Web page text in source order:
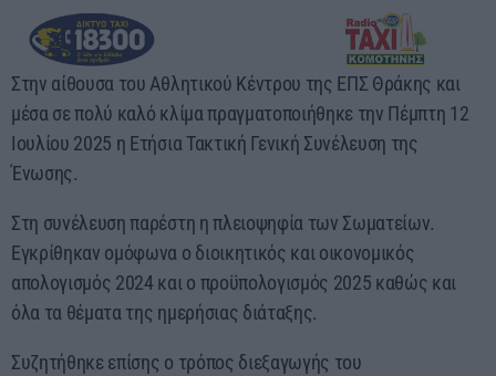
ΕΡΚΟ
11:00 - 13:00
Στην αίθουσα του Αθλητικού Κέντρου της ΕΠΣ Θράκης και
μέσα σε πολύ καλό κλίμα πραγματοποιήθηκε την Πέμπτη 12
Ιουλίου 2025 η Ετήσια Τακτική Γενική Συνέλευση της
Ένωσης.
Στη συνέλευση παρέστη η πλειοψηφία των Σωματείων.
Εγκρίθηκαν ομόφωνα ο διοικητικός και οικονομικός
απολογισμός 2024 και ο προϋπολογισμός 2025 καθώς και
όλα τα θέματα της ημερήσιας διάταξης.
Συζητήθηκε επίσης ο τρόπος διεξαγωγής του